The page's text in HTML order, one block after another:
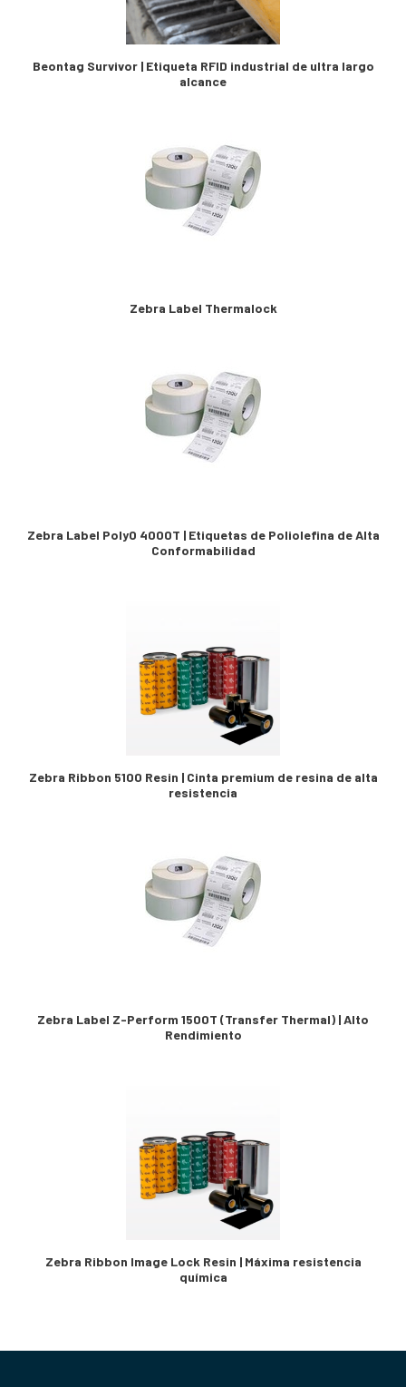
Beontag Survivor | Etiqueta RFID industrial de ultra largo
alcance
Zebra Label Thermalock
Zebra Label PolyO 4000T | Etiquetas de Poliolefina de Alta
Conformabilidad
Zebra Ribbon 5100 Resin | Cinta premium de resina de alta
resistencia
Zebra Label Z-Perform 1500T (Transfer Thermal) | Alto
Rendimiento
Zebra Ribbon Image Lock Resin | Máxima resistencia
química